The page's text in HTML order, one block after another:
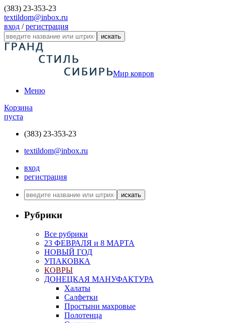
(383) 23-353-23
textildom@inbox.ru
вход /регистрация
искать
Мир ковров
Меню
Корзина
пуста
(383) 23-353-23
textildom@inbox.ru
вход
регистрация
искать
Рубрики
Все рубрики
23 ФЕВРАЛЯ и 8 МАРТА
НОВЫЙ ГОД
УПАКОВКА
КОВРЫ
ДОНЕЦКАЯ МАНУФАКТУРА
Халаты
Салфетки
Простыни махровые
Полотенца